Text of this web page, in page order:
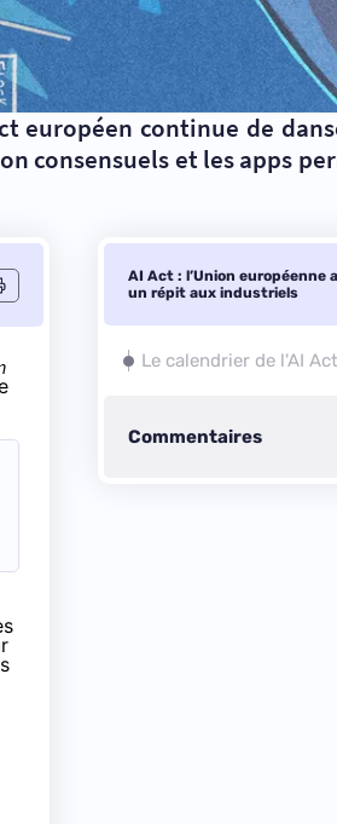
européen continue de
consensuels et les apps
AI Act : l’Union européenne
un répit aux industriels
Le calendrier de l'AI
Commentaires